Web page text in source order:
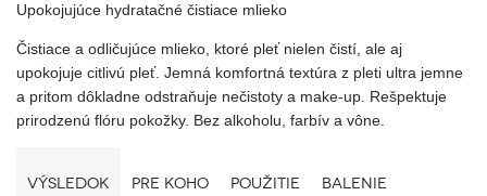
Upokojujúce hydratačné čistiace mlieko
Čistiace a odličujúce mlieko, ktoré pleť nielen čistí, ale aj
upokojuje citlivú pleť. Jemná komfortná textúra z pleti ultra jemne
a pritom dôkladne odstraňuje nečistoty a make-up. Rešpektuje
prirodzenú flóru pokožky. Bez alkoholu, farbív a vône.
VÝSLEDOK PRE KOHO POUŽITIE BALENIE